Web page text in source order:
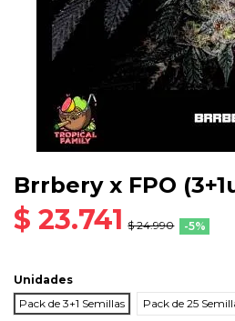
Brrbery x FPO
$ 23.741 $ 24.990 -5%
Unidades
Pack de 3+1 Semillas
Pack de 25